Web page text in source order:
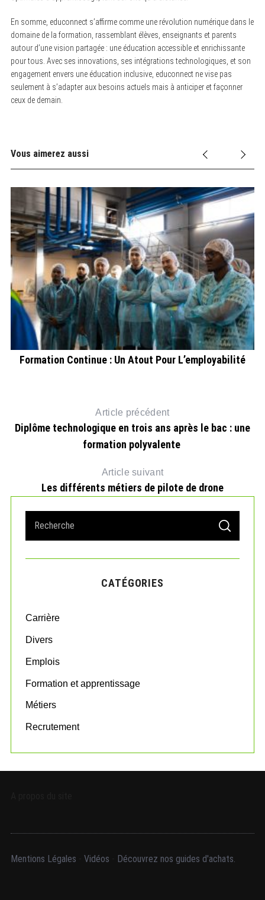
En somme, educonnect s’affirme comme une révolution numérique dans le
domaine de la formation, rassemblant élèves, enseignants et parents
autour d’une vision partagée : une éducation accessible et enrichissante
pour tous. Avec ses innovations, ses intégrations technologiques, et son
engagement envers une éducation inclusive, educonnect ne vise pas
seulement à s’adapter aux besoins actuels mais à anticiper et façonner
ceux de demain.
Vous aimerez aussi
Formation Continue : Un Atout Pour L’employabilité
Article précédent
Diplôme technologique en trois ans après le bac : une
formation polyvalente
Article suivant
Les différents métiers de pilote de drone
a
r
o
:
S
A
C
CATÉGORIES
Carrière
Divers
Emplois
Formation et apprentissage
Métiers
Recrutement
Mentions Légales Vidéos Découvrez nos guides d'achats.